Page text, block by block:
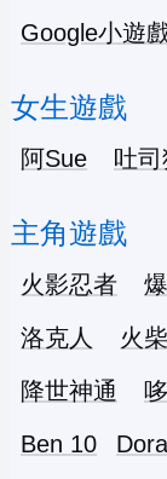
Google小遊
女生遊戲
阿Sue 吐司
主角遊戲
火影忍者
洛克人
火
降世神通
Ben 10
Dora